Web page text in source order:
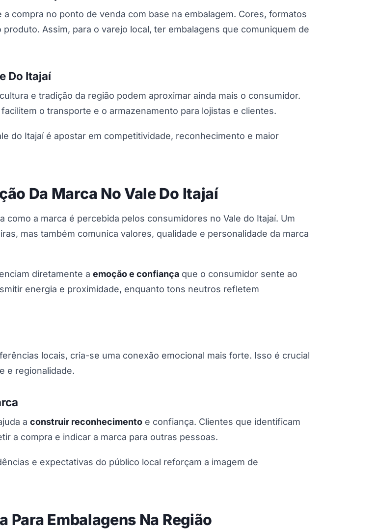
compra no ponto de venda com base na embalagem. Cores, formatos
Assim, para o varejo local, ter embalagens que comuniquem de
Do Itajaí
e tradição da região podem aproximar ainda mais o consumidor.
o transporte e o armazenamento para lojistas e clientes.
do Itajaí é apostar em competitividade, reconhecimento e maior
Da Marca No Vale Do Itajaí
a marca é percebida pelos consumidores no Vale do Itajaí. Um
mas também comunica valores, qualidade e personalidade da marca
diretamente a emoção e confiança que o consumidor sente ao
energia e proximidade, enquanto tons neutros refletem
locais, cria-se uma conexão emocional mais forte. Isso é crucial
e regionalidade.
a construir reconhecimento e confiança. Clientes que identificam
a compra e indicar a marca para outras pessoas.
e expectativas do público local reforçam a imagem de
Embalagens Na Região